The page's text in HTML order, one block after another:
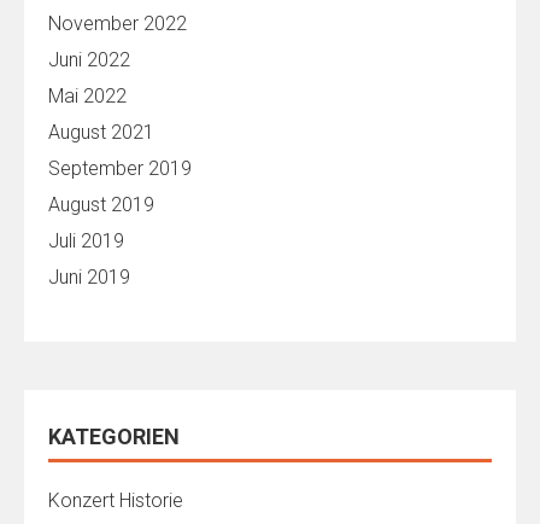
November 2022
Juni 2022
Mai 2022
August 2021
September 2019
August 2019
Juli 2019
Juni 2019
KATEGORIEN
Konzert Historie